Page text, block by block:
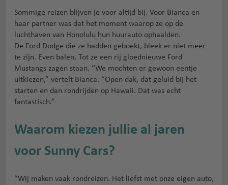
Sommige reizen blijven je voor altijd bij. Voor Bianca en
haar partner was dat het moment waarop ze op de
luchthaven van Honolulu hun huurauto ophaalden.
De Ford Dodge die ze hadden geboekt, bleek er niet meer
te zijn. Even balen. Tot ze een rij gloednieuwe Ford
Mustangs zagen staan. “We mochten er gewoon eentje
uitkiezen,” vertelt Bianca. “Open dak, dat geluid bij het
starten en dan rondrijden op Hawaii. Dat was echt
fantastisch.”
Waarom kiezen jullie al jaren
voor Sunny Cars?
“Wij maken vaak rondreizen. Het liefst met onze eigen auto,